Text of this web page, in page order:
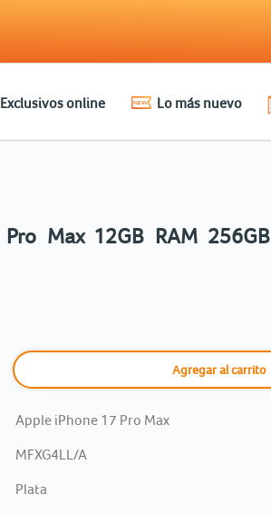
Exclusivos online Lo más nuevo
Max 12GB RAM 256GB
Agregar al carrito
Apple iPhone 17 Pro Max
MFXG4LL/A
Plata